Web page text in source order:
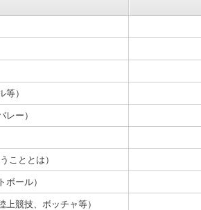
）
ー）
こととは）
ール）
競技、ボッチャ等）